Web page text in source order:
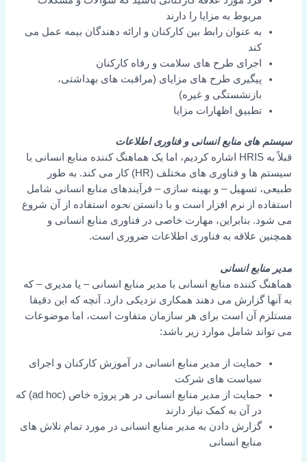
مربوط به مزایا را دارند
به عنوان رابط بین کارکنان و ارائه دهندگان بیمه عمل می
کند
اجرای طرح های سلامت و رفاه کارکنان
پیگیری طرح های مزایای (مراقبت های بهداشتی،
بازنشستگی و غیره)
تطبیق اظهارات مزایا
سیستم های منابع انسانی و فناوری اطلاعات
قبلاً به HRIS اشاره کردیم، اما یک هماهنگ کننده منابع انسانی با
سیستم ها و فناوری های مختلف (HR) کار می کند. به طور
طبیعی، تسهیل – و بهینه سازی – فرآیندهای منابع انسانی شامل
استفاده از نرم افزار است و با دانستننحوه استفاده از آن شروع
می شود. بنابراین، مهارت خاصی در فناوری منابع انسانی و
همچنین علاقه به فناوری اطلاعات ضروری است.
مدیر منابع انسانی
هماهنگ کننده منابع انسانی با مدیر منابع انسانی – یا مدیری – که
به آنها گزارش می دهند همکاری نزدیکی دارد. آنچه که این دقیقا
مستلزم آن است برای هر سازمان متفاوت است، اما موضوعات
می تواند شامل موارد زیر باشد:
حمایت از مدیر منابع انسانی در آموزش کارکنان و اجرای
سیاست های شرکت
حمایت از مدیر منابع انسانی در هر پروژه خاص (ad hoc) که
در آن به کمک نیاز دارند
گزارش دادن به مدیر منابع انسانی در مورد تمام تلاش های
منابع انسانی